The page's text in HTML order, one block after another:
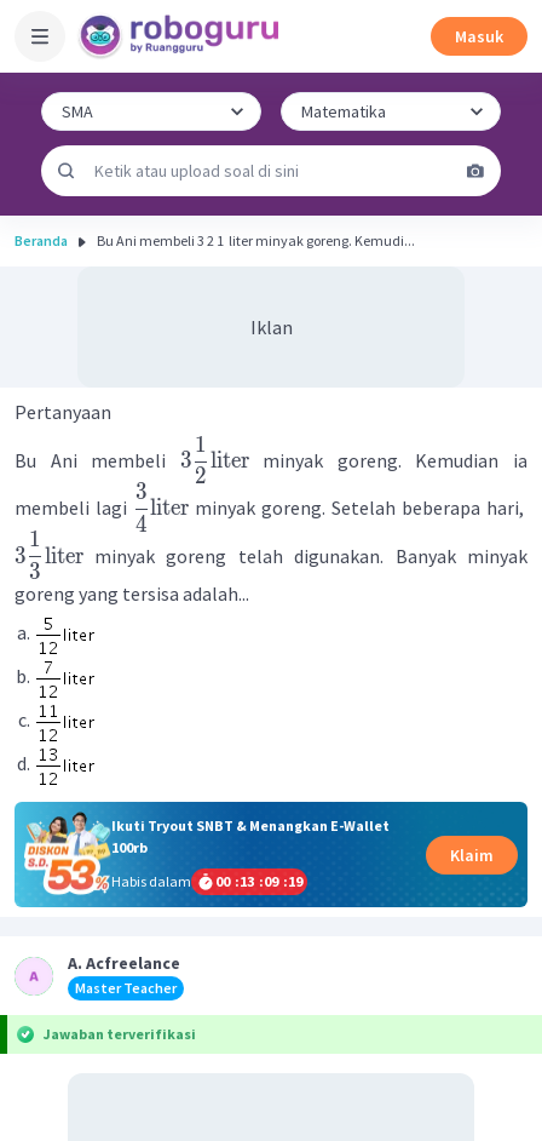
Masuk
Beranda Bu Ani membeli 3 2 1 ​ liter minyak goreng. Kemudi...
Iklan
Pertanyaan
Bu Ani membeli 3
2
1
literminyak goreng. Kemudian ia
membeli lagi
4
3
liter minyak goreng. Setelah beberapa hari,
3
3
1
literminyak goreng telah digunakan. Banyak minyak
goreng yang tersisa adalah...
Ikuti Tryout SNBT & Menangkan E-Wallet
100rb
Habis dalam
00 :13 :09 :19
Klaim
A. Acfreelance
Master Teacher
Jawaban terverifikasi